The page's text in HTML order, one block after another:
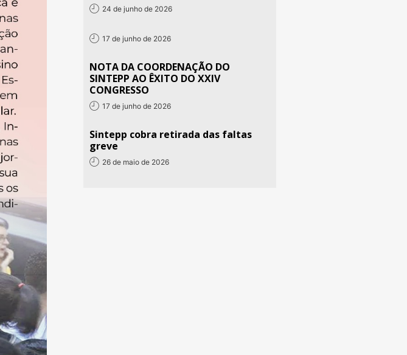
24 de junho de 2026
17 de junho de 2026
NOTA DA COORDENAÇÃO DO
SINTEPP AO ÊXITO DO XXIV
CONGRESSO
17 de junho de 2026
Sintepp cobra retirada das faltas
greve
26 de maio de 2026